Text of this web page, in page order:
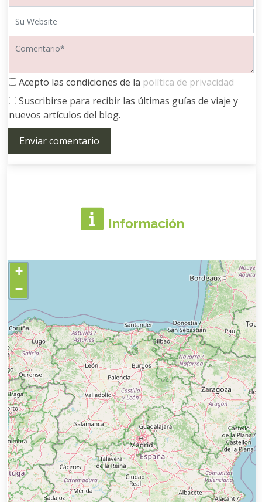
Acepto las condiciones de la política de privacidad
Suscribirse para recibir las últimas guías de viaje y
nuevos artículos del blog.
Enviar comentario
Información
+
−